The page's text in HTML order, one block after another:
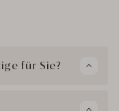
für Sie?